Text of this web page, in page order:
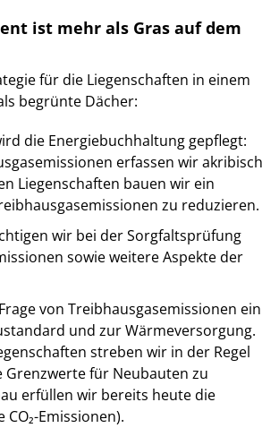
ist mehr als Gras auf dem
für die Liegenschaften in einem
begrünte Dächer:
die Energiebuchhaltung gepflegt:
erfassen wir akribisch
Liegenschaften bauen wir ein
zu reduzieren.
wir bei der Sorgfaltsprüfung
sowie weitere Aspekte der
von Treibhausgasemissionen ein
und zur Wärmeversorgung.
streben wir in der Regel
für Neubauten zu
erfüllen wir bereits heute die
Emissionen).